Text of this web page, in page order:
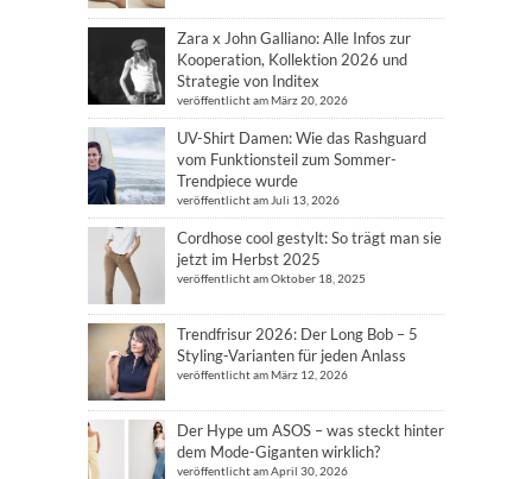
Zara x John Galliano: Alle Infos zur
Kooperation, Kollektion 2026 und
Strategie von Inditex
veröffentlicht am März 20, 2026
UV-Shirt Damen: Wie das Rashguard
vom Funktionsteil zum Sommer-
Trendpiece wurde
veröffentlicht am Juli 13, 2026
Cordhose cool gestylt: So trägt man sie
jetzt im Herbst 2025
veröffentlicht am Oktober 18, 2025
Trendfrisur 2026: Der Long Bob – 5
Styling-Varianten für jeden Anlass
veröffentlicht am März 12, 2026
Der Hype um ASOS – was steckt hinter
dem Mode-Giganten wirklich?
veröffentlicht am April 30, 2026